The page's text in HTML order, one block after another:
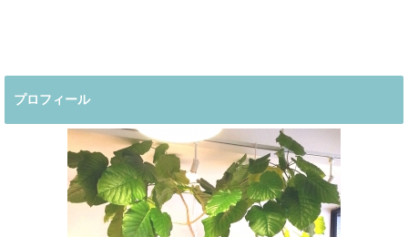
プロフィール